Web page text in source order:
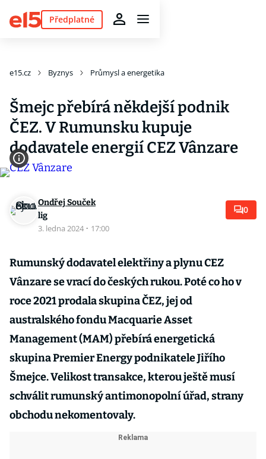
Předplatné
e15.cz Byznys Průmysl a energetika
Šmejc přebírá někdejší podnik
ČEZ. V Rumunsku kupuje
dodavatele energií CEZ Vânzare
Ondřej Souček
lig
3. ledna 2024 · 17:00
0
Rumunský dodavatel elektřiny a plynu CEZ
Vânzare se vrací do českých rukou. Poté co ho v
roce 2021 prodala skupina ČEZ, jej od
australského fondu Macquarie Asset
Management (MAM) přebírá energetická
skupina Premier Energy podnikatele Jiřího
Šmejce. Velikost transakce, kterou ještě musí
schválit rumunský antimonopolní úřad, strany
obchodu nekomentovaly.